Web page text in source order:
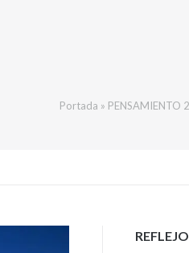
Portada » PENSAMIENTO